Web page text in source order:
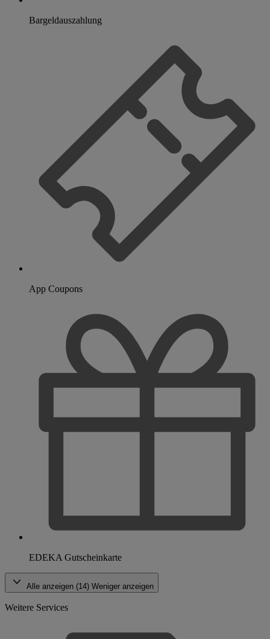
Bargeldauszahlung
App Coupons
EDEKA Gutscheinkarte
Alle anzeigen (14) Weniger anzeigen
Weitere Services